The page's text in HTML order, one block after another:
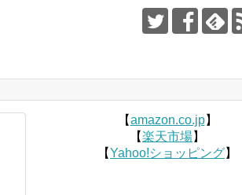
【amazon.co.jp】
【楽天市場】
【Yahoo!ショッピング】